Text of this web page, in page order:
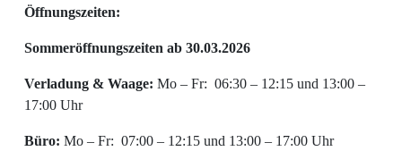
Öffnungszeiten:
Sommeröffnungszeiten ab 30.03.2026
Verladung & Waage: Mo – Fr: 06:30 – 12:15 und 13:00 –
17:00 Uhr
Büro: Mo – Fr: 07:00 – 12:15 und 13:00 – 17:00 Uhr